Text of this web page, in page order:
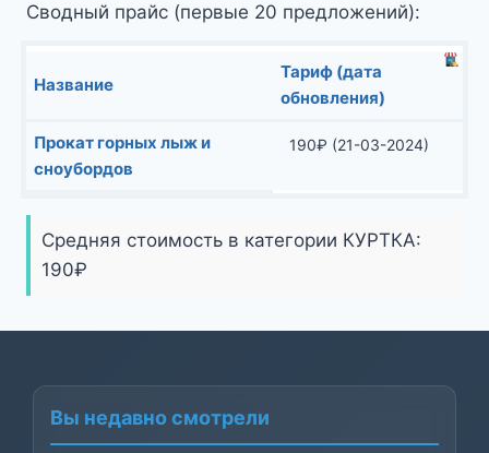
Сводный прайс (первые 20 предложений):
Название
Тариф (дата
обновления)
Прокат горных лыж и
сноубордов
190₽ (21-03-2024)
Средняя стоимость в категории КУРТКА:
190₽
Вы недавно смотрели